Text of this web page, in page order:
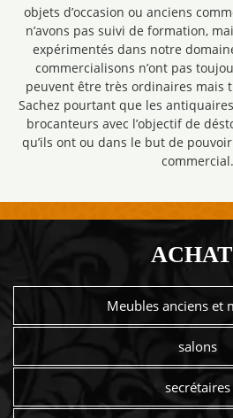
objets d’occasion ou anciens
n’avons pas suivi de formation,
expérimentés dans notre
commercialisons n’ont pas
peuvent être très ordinaires mais
Sachez pourtant que les
brocanteurs avec l’objectif de
qu’ils ont ou dans le but de
commercial.
Meubles anciens et
salons
secrétaires